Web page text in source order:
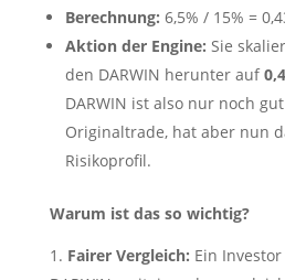
Berechnung: 6,5% / 15% =
Aktion der Engine: Sie
den DARWIN herunter auf
DARWIN ist also nur noch
Originaltrade, hat aber nun
Risikoprofil.
Warum ist das so wichtig?
Fairer Vergleich: Ein